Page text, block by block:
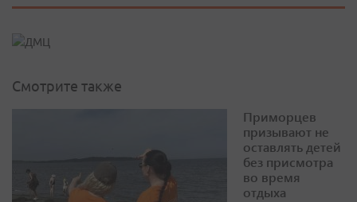
Смотрите также
Приморцев
призывают не
оставлять детей
без присмотра
во время
отдыха